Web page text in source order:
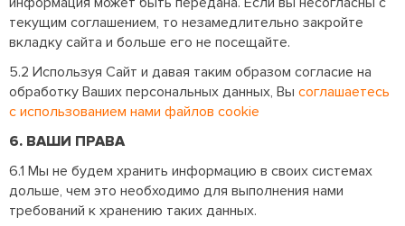
текущим соглашением, то незамедлительно закройте
вкладку сайта и больше его не посещайте.
5.2 Используя Сайт и давая таким образом согласие на
обработку Ваших персональных данных, Вы соглашаетесь
с использованием нами файлов cookie
6. ВАШИ ПРАВА
6.1 Мы не будем хранить информацию в своих системах
дольше, чем это необходимо для выполнения нами
требований к хранению таких данных.